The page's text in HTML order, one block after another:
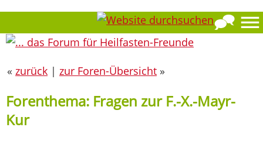
« zurück | zur Foren-Übersicht »
Forenthema: Fragen zur F.-X.-Mayr-
Kur